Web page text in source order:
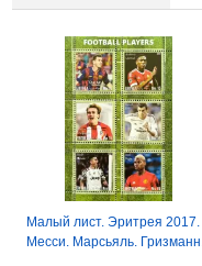
Малый лист. Эритрея 2017.
Месси. Марсьяль.